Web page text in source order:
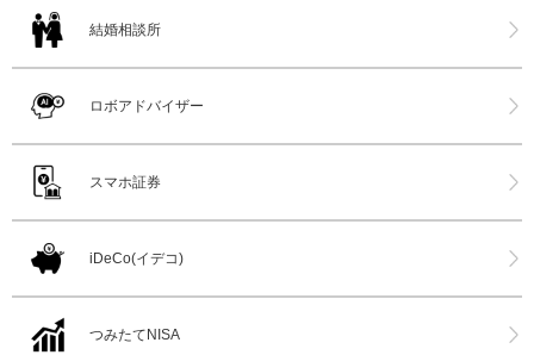
結婚相談所
ロボアドバイザー
スマホ証券
iDeCo(イデコ)
つみたてNISA